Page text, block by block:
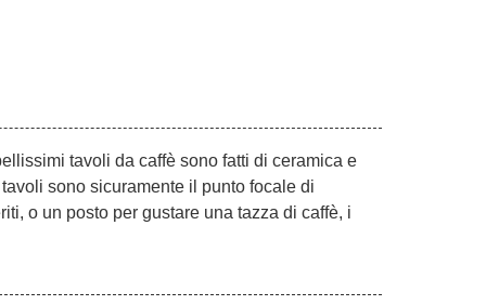
tavoli da caffè sono fatti di ceramica e
sono sicuramente il punto focale di
o un posto per gustare una tazza di caffè, i